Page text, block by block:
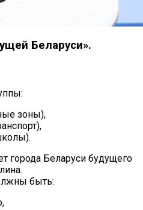
Беларуси».
зоны),
города Беларуси будущего
быть: